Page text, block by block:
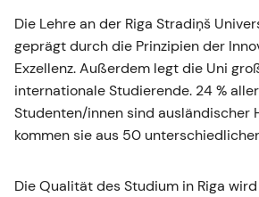
Die Lehre an der Riga Stradiņš
geprägt durch die Prinzipien der
Exzellenz. Außerdem legt die Uni
internationale Studierende. 24 %
Studenten/innen sind ausländischer
kommen sie aus 50
Die Qualität des Studium in Riga